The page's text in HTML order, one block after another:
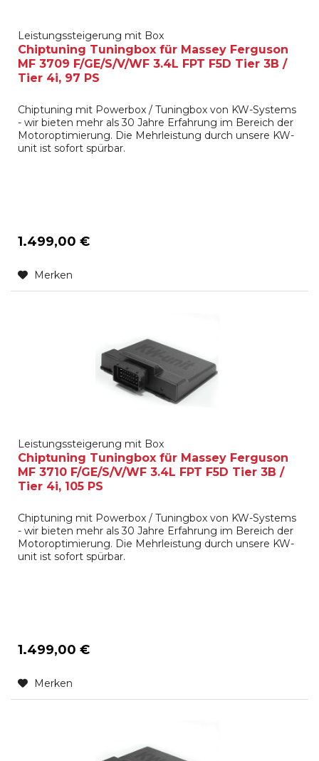
Leistungssteigerung mit Box
Chiptuning Tuningbox für Massey Ferguson
MF 3709 F/GE/S/V/WF 3.4L FPT F5D Tier 3B /
Tier 4i, 97 PS
Chiptuning mit Powerbox / Tuningbox von KW-Systems
- wir bieten mehr als 30 Jahre Erfahrung im Bereich der
Motoroptimierung. Die Mehrleistung durch unsere KW-
unit ist sofort spürbar.
1.499,00 €
Merken
Leistungssteigerung mit Box
Chiptuning Tuningbox für Massey Ferguson
MF 3710 F/GE/S/V/WF 3.4L FPT F5D Tier 3B /
Tier 4i, 105 PS
Chiptuning mit Powerbox / Tuningbox von KW-Systems
- wir bieten mehr als 30 Jahre Erfahrung im Bereich der
Motoroptimierung. Die Mehrleistung durch unsere KW-
unit ist sofort spürbar.
1.499,00 €
Merken